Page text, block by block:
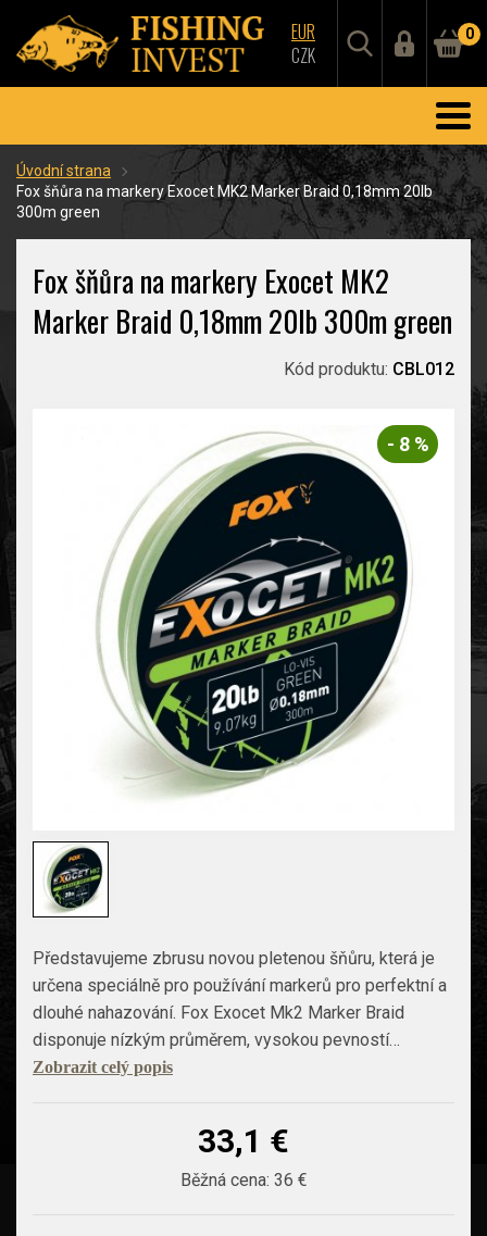
EUR
CZK
0
Úvodní strana
Fox šňůra na markery Exocet MK2 Marker Braid 0,18mm 20lb
300m green
Fox šňůra na markery Exocet MK2
Marker Braid 0,18mm 20lb 300m green
Kód produktu: CBL012
- 8 %
Představujeme zbrusu novou pletenou šňůru, která je
určena speciálně pro používání markerů pro perfektní a
dlouhé nahazování. Fox Exocet Mk2 Marker Braid
disponuje nízkým průměrem, vysokou pevností…
Zobrazit celý popis
33,1 €
Běžná cena: 36 €